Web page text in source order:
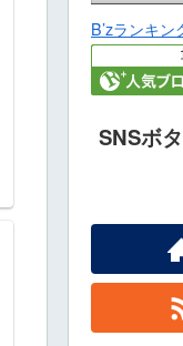
B’zランキン
SNSボ